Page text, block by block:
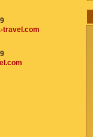
travel.com